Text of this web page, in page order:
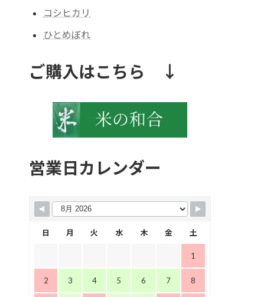
コシヒカリ
ひとめぼれ
ご購入はこちら ↓
営業日カレンダー
日 月 火 水 木 金 土
1
2 3 4 5 6 7 8